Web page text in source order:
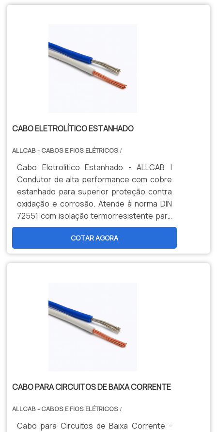
CABO ELETROLÍTICO ESTANHADO
ALLCAB - CABOS E FIOS ELÉTRICOS /
Cabo Eletrolítico Estanhado - ALLCAB |
Condutor de alta performance com cobre
estanhado para superior proteção contra
oxidação e corrosão. Atende à norma DIN
72551 com isolação termorresistente para
105°C e diâmetro reduzido. Solução ideal
para aplicações críticas em sistemas
automotivos, eletrônicos e painéis de
controle.
COTAR AGORA
CABO PARA CIRCUITOS DE BAIXA CORRENTE
ALLCAB - CABOS E FIOS ELÉTRICOS /
Cabo para Circuitos de Baixa Corrente -